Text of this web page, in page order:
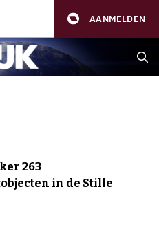
AANMELDEN
263
in de Stille